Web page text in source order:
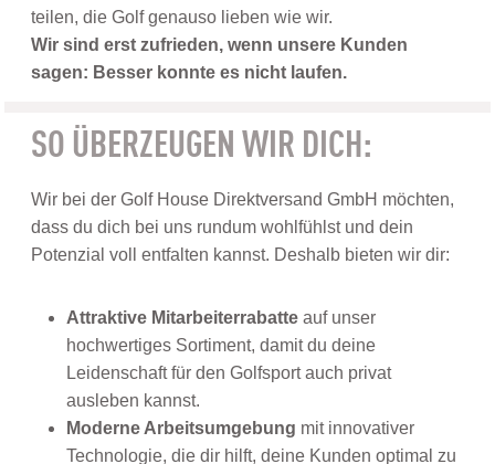
teilen, die Golf genauso lieben wie wir.
Wir sind erst zufrieden, wenn unsere Kunden
sagen: Besser konnte es nicht laufen.
SO ÜBERZEUGEN WIR DICH:
Wir bei der Golf House Direktversand GmbH möchten,
dass du dich bei uns rundum wohlfühlst und dein
Potenzial voll entfalten kannst. Deshalb bieten wir dir:
Attraktive Mitarbeiterrabatte auf unser
hochwertiges Sortiment, damit du deine
Leidenschaft für den Golfsport auch privat
ausleben kannst.
Moderne Arbeitsumgebung mit innovativer
Technologie, die dir hilft, deine Kunden optimal zu